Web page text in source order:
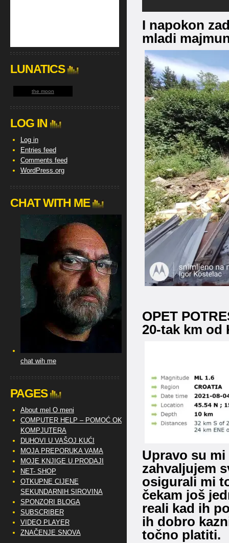
I napokon
mladi
OPET
20-tak km od
Upravo su
zahvaljujem
osigurali mi
čekam još
reali kad ih
ih dobro
točno platiti.
LUNATICS
the moon
LOG IN
Log in
Entries feed
Comments feed
WordPress.org
CHAT WITH ME
chat wih me
PAGES
About me| O meni
COMPUTER HELP – POMOĆ OKO
KOMPJUTERA
DUHOVI U VAŠOJ KUĆI
MOJA PREPORUKA VAMA
MOJE KNJIGE U PRODAJI
NET- SHOP
OTKUPNE CIJENE
SEKUNDARNIH SIROVINA
SPONZORI BLOGA
SUBSCRIBER
VIDEO PLAYER
ZNAČENJE SNOVA